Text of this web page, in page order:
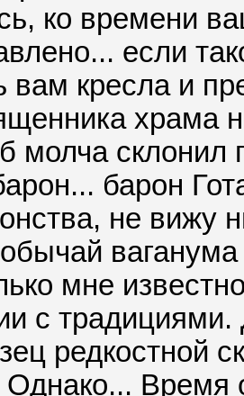
ко времени
если
вам кресла и
храма
молча склонил
барон
не вижу
мне
с
редкостной
Время